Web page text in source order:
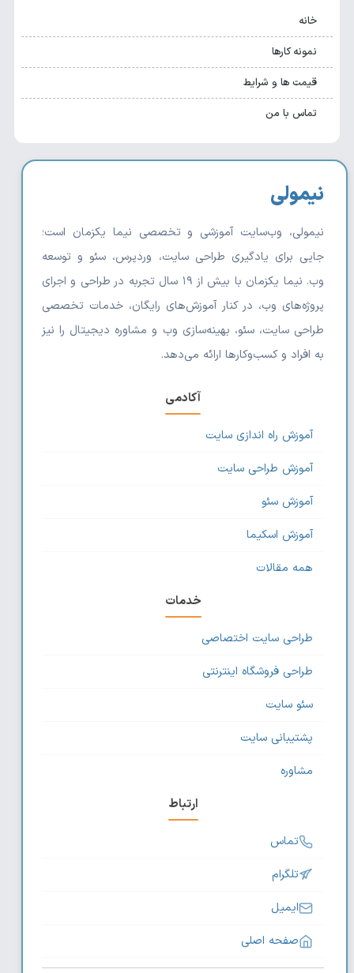
خانه
نمونه کارها
قیمت ها و شرایط
تماس با من
نیمولی
نیمولی، وب‌سایت آموزشی و تخصصی نیما یکزمان است؛
جایی برای یادگیری طراحی سایت، وردپرس، سئو و توسعه
وب. نیما یکزمان با بیش از ۱۹ سال تجربه در طراحی و اجرای
پروژه‌های وب، در کنار آموزش‌های رایگان، خدمات تخصصی
طراحی سایت، سئو، بهینه‌سازی وب و مشاوره دیجیتال را نیز
به افراد و کسب‌وکارها ارائه می‌دهد.
آکادمی
آموزش راه اندازی سایت
آموزش طراحی سایت
آموزش سئو
آموزش اسکیما
همه مقالات
خدمات
طراحی سایت اختصاصی
طراحی فروشگاه اینترنتی
سئو سایت
پشتیبانی سایت
مشاوره
ارتباط
تماس
تلگرام
ایمیل
صفحه اصلی